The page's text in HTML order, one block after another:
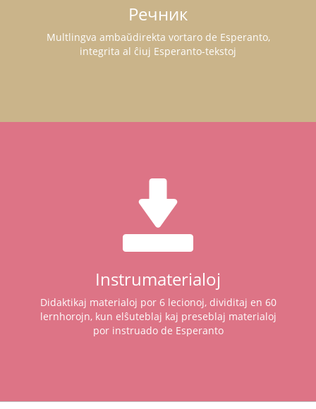
Речник
Multlingva ambaŭdirekta vortaro de Esperanto,
integrita al ĉiuj Esperanto-tekstoj
Instrumaterialoj
Didaktikaj materialoj por 6 lecionoj, dividitaj en 60
lernhorojn, kun elŝuteblaj kaj preseblaj materialoj
por instruado de Esperanto